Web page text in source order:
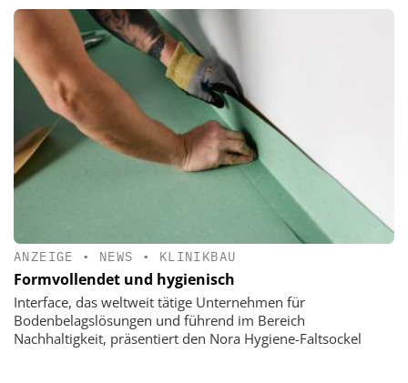
ANZEIGE • NEWS • KLINIKBAU
Formvollendet und hygienisch
Interface, das weltweit tätige Unternehmen für
Bodenbelagslösungen und führend im Bereich
Nachhaltigkeit, präsentiert den Nora Hygiene-Faltsockel